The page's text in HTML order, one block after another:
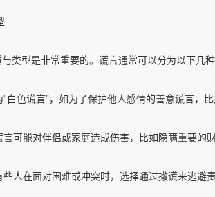
类型是非常重要的。谎言通常可以分为以下几
白色谎言”，如为了保护他人感情的善意谎言，
可能对伴侣或家庭造成伤害，比如隐瞒重要的
人在面对困难或冲突时，选择通过撒谎来逃避